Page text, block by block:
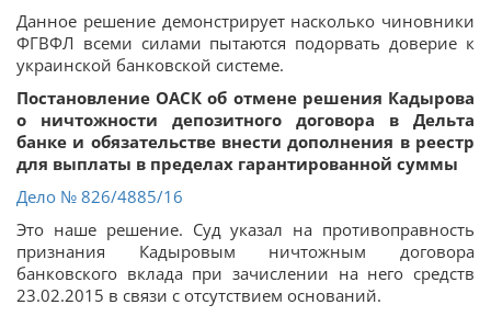
Данное решение демонстрирует насколько чиновники
ФГВФЛ всеми силами пытаются подорвать доверие к
украинской банковской системе.
Постановление ОАСК об отмене решения Кадырова
о ничтожности депозитного договора в Дельта
банке и обязательстве внести дополнения в реестр
для выплаты в пределах гарантированной суммы
Дело № 826/4885/16
Это наше решение. Суд указал на противоправность
признания Кадыровым ничтожным договора
банковского вклада при зачислении на него средств
23.02.2015 в связи с отсутствием оснований.